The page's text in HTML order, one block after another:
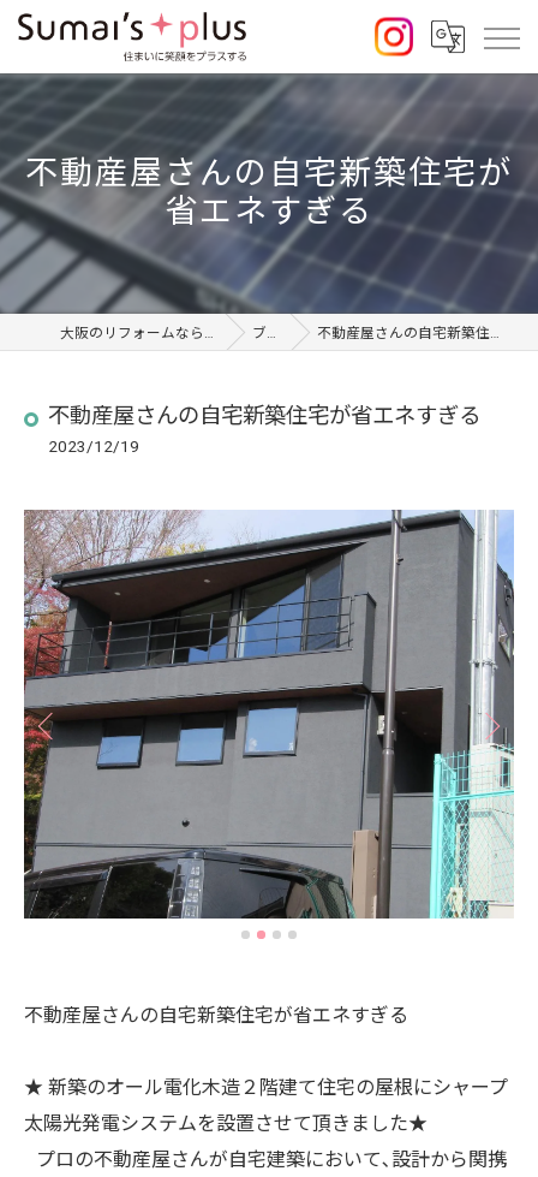
不動産屋さんの自宅新築住宅が
省エネすぎる
大阪のリフォームならSumai's Plus ブログ 不動産屋さんの自宅新築住宅が省エネすぎる
不動産屋さんの自宅新築住宅が省エネすぎる
2023/12/19
不動産屋さんの自宅新築住宅が省エネすぎる
★ 新築のオール電化木造２階建て住宅の屋根にシャープ
太陽光発電システムを設置させて頂きました★
プロの不動産屋さんが自宅建築において､設計から関携